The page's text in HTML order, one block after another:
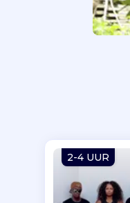
2-4 UUR